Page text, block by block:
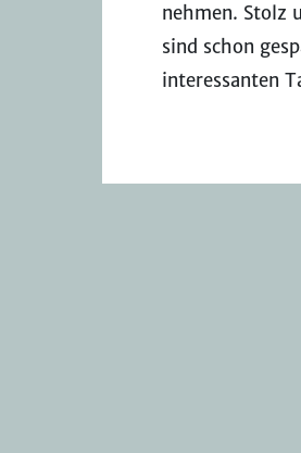
nehmen. Stolz
sind schon
interessanten